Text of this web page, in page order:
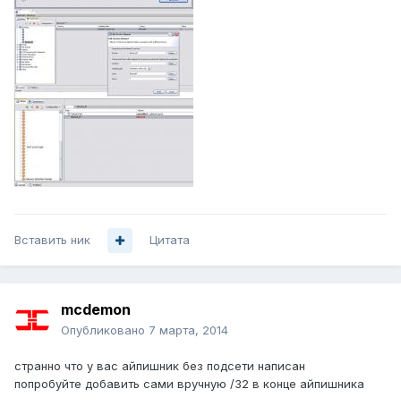
Вставить ник Цитата
mcdemon
Опубликовано 7 марта, 2014
странно что у вас айпишник без подсети написан
попробуйте добавить сами вручную /32 в конце айпишника